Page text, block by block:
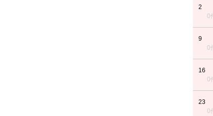
2
0
9
0
16
0
23
0